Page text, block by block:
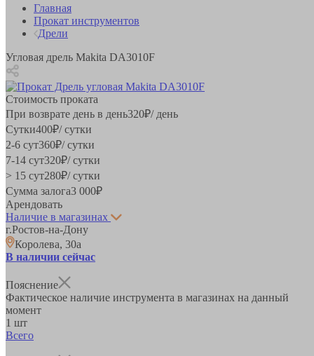
Главная
Прокат инструментов
Дрели
Угловая дрель Makita DA3010F
Стоимость проката
При возврате день в день320₽/ день
Сутки400₽/ сутки
2-6 сут360₽/ сутки
7-14 сут320₽/ сутки
> 15 сут280₽/ сутки
Сумма залога3 000₽
Арендовать
Наличие в магазинах
г.Ростов-на-Дону
Королева, 30а
В наличии сейчас
Пояснение
Фактическое наличие инструмента в магазинах на данный
момент
1 шт
Всего